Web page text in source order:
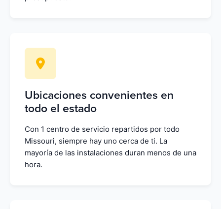
Ubicaciones convenientes en
todo el estado
Con 1 centro de servicio repartidos por todo
Missouri, siempre hay uno cerca de ti. La
mayoría de las instalaciones duran menos de una
hora.